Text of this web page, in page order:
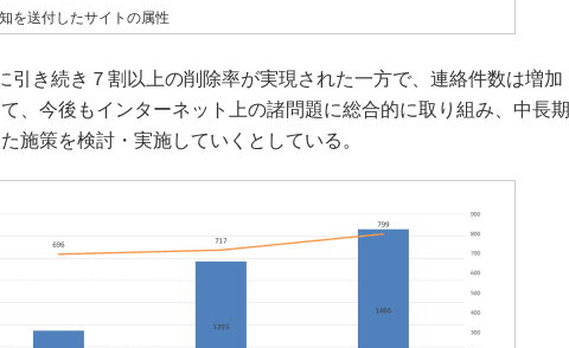
を送付したサイトの属性
き続き７割以上の削除率が実現された一方で、連絡件数は増加
、今後もインターネット上の諸問題に総合的に取り組み、中長期
施策を検討・実施していくとしている。